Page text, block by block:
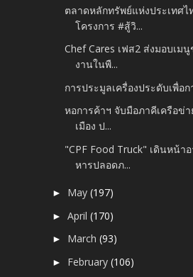
ตลาดหลักทรัพย์แห่งประเทศ
โครงการ #สู้วิ...
Chef Cares เฟส2 ส่งมอบเม
งานในพื...
การประมูลเครื่องประดับเพื่อ
หอการค้าฯ จับมือภาคีเครือข่
เมือง ป...
"CPF Food Truck" เดินหน้า
หารปลอดภ...
► May(197)
►April(170)
► March(93)
► February(106)